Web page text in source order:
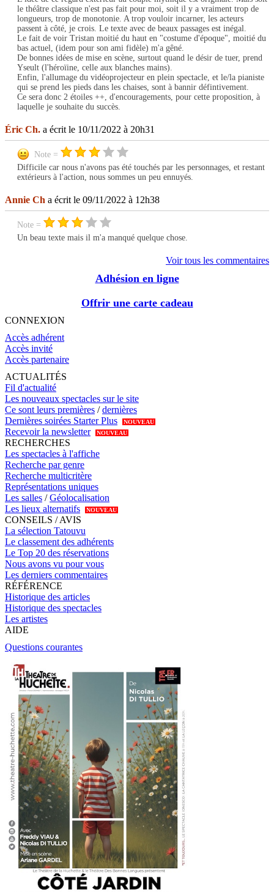
le théâtre classique n'est pas fait pour moi, soit il y a vraiment trop de
longueurs, trop de monotonie. A trop vouloir incarner, les acteurs
passent à côté, je crois. Le texte avec de beaux passages est inégal.
Le fait de voir Tristan moitié du haut en "costume d'époque", moitié du
bas actuel, (idem pour son ami fidèle) m'a gêné.
De bonnes idées de mise en scène, surtout quand le désir de tuer, prend
Yseult (l'héroïine, celle aux blanches mains).
Enfin, l'allumage du vidéoprojecteur en plein spectacle, et le/la pianiste
qui se prend les pieds dans les chaises, sont à bannir défintivement.
Ce sera donc 2 étoiles ++, d'encouragements, pour cette proposition, à
laquelle je souhaite du succès.
Éric Ch. a écrit le 10/11/2022 à 20h31
Note =
Difficile car nous n'avons pas été touchés par les personnages, et restant
extérieurs à l'action, nous sommes un peu ennuyés.
Annie Ch a écrit le 09/11/2022 à 12h38
Note =
Un beau texte mais il m'a manqué quelque chose.
Voir tous les commentaires
Adhésion en ligne
Offrir une carte cadeau
CONNEXION
Accès adhérent
Accès invité
Accès partenaire
ACTUALITÉS
Fil d'actualité
Les nouveaux spectacles sur le site
Ce sont leurs premières /dernières
Dernières soirées Starter Plus
NOUVEAU
Recevoir la newsletter NOUVEAU
RECHERCHES
Les spectacles à l'affiche
Recherche par genre
Recherche multicritère
Représentations uniques
Les salles /Géolocalisation
Les lieux alternatifs
NOUVEAU
CONSEILS / AVIS
La sélection Tatouvu
Le classement des adhérents
Le Top 20 des réservations
Nous avons vu pour vous
Les derniers commentaires
RÉFÉRENCE
Historique des articles
Historique des spectacles
Les artistes
AIDE
Questions courantes